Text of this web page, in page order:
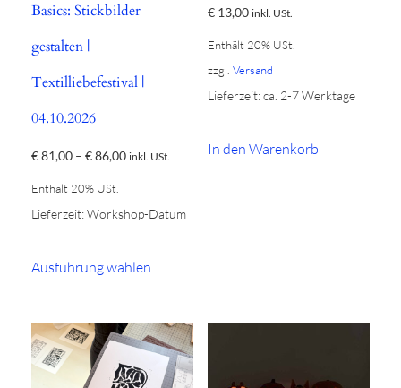
Basics: Stickbilder
gestalten |
Textilliebefestival |
04.10.2026
€81,00 – €86,00Preisspanne:
inkl. USt.
Enthält 20% USt.
Lieferzeit: Workshop-Datum
Ausführung wählen
mehrere
Varianten
auf.
€13,00 inkl. USt.
Enthält 20% USt.
zzgl. Versand
Lieferzeit: ca. 2-7 Werktage
In den Warenkorb